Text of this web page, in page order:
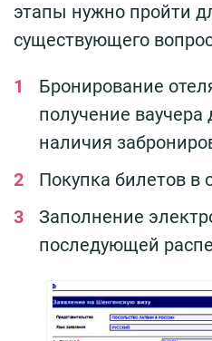
этапы нужно пройти
существующего
Бронирование
получение
наличия
Покупка билетов в
Заполнение
последующей